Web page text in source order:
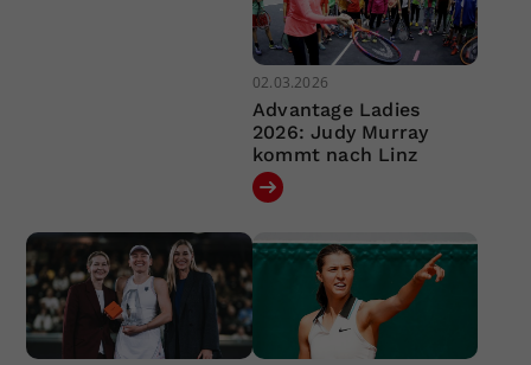
02.03.2026
Advantage Ladies
2026: Judy Murray
kommt nach Linz